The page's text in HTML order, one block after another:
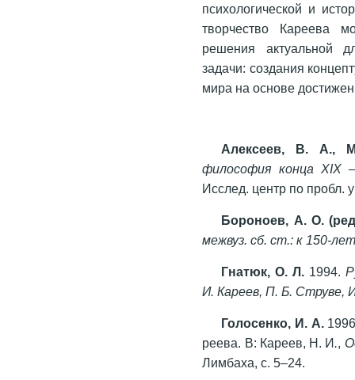
психологической и
творчество Кареева
решения актуальной
задачи: создания
мира на основе
Алексеев, В. А.,
философия конца XIX
Исслед. центр по пробл.
Бороноев, А. О.
межвуз. сб. ст.: к 150-
Гнатюк, О. Л. 1994.
И. Кареев, П. Б. Струве,
Голосенко, И. А.
реева. В: Кареев, Н. И.,
Лимбаха, с. 5–24.